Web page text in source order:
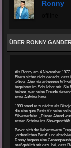
Ronny
ÜBER RONNY GANDER
Als Ronny am 4.November 1977
Eltern sicher nicht gedacht, dass
würde. Aber sie erkannten
begeistert im Schulchor mit. Sie
bekam, war seine Freude
erste Auftritte hatte.
1993 stand er zunächst als
die eine gute Basis für seine
Silvesterfeier. „Dieser Abend
ersten Schritte ins Showgeschäft.
Bevor sich der liebenswerte
„ordentlichen Beruf“ und
Ronny begann eine
maßgeblich mit dazu bei, dass